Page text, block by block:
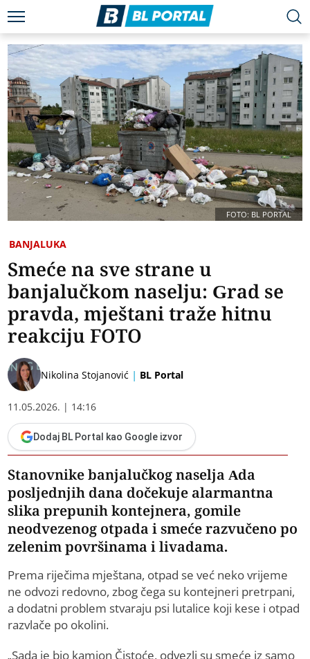
FOTO: BL PORTAL
BANJALUKA
Smeće na sve strane u
banjalučkom naselju: Grad se
pravda, mještani traže hitnu
reakciju FOTO
Nikolina Stojanović | BL Portal
11.05.2026. | 14:16
Dodaj BL Portal kao Google izvor
Stanovnike banjalučkog naselja Ada
posljednjih dana dočekuje alarmantna
slika prepunih kontejnera, gomile
neodvezenog otpada i smeće razvučeno po
zelenim površinama i livadama.
Prema riječima mještana, otpad se već neko vrijeme
ne odvozi redovno, zbog čega su kontejneri pretrpani,
a dodatni problem stvaraju psi lutalice koji kese i otpad
razvlače po okolini.
„Sada je bio kamion Čistoće, odvezli su smeće iz samo